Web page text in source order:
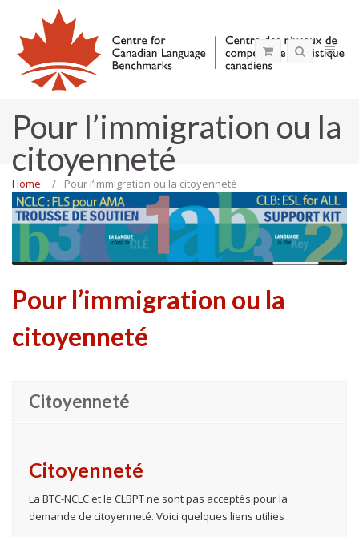
Pour l’immigration ou la
citoyenneté
Home Pour l’immigration ou la citoyenneté
MENU
Pour l’immigration ou la
citoyenneté
Citoyenneté
Citoyenneté
La BTC-NCLC et le CLBPT ne sont pas acceptés pour la
demande de citoyenneté. Voici quelques liens utilies :